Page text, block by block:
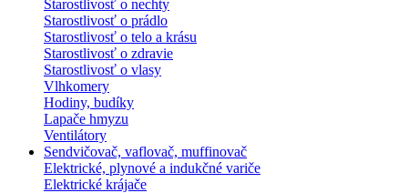
Starostlivosť o nechty
Starostlivosť o prádlo
Starostlivosť o telo a krásu
Starostlivosť o zdravie
Starostlivosť o vlasy
Vlhkomery
Hodiny, budíky
Lapače hmyzu
Ventilátory
Sendvičovač, vaflovač, muffinovač
Elektrické, plynové a indukčné variče
Elektrické krájače